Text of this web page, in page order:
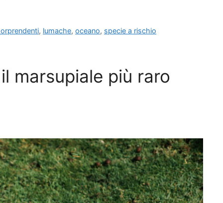
, lumache,oceano, specie a rischio
marsupiale più raro